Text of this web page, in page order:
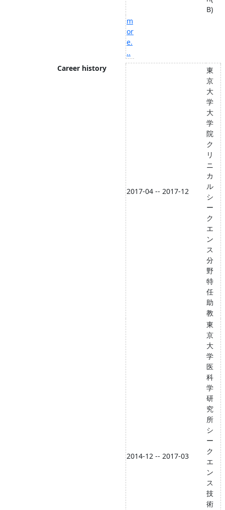
B)
m
or
e.
..
Career history
2017-04 -- 2017-12
東
京
大
学
大
学
院
ク
リ
ニ
カ
ル
シ
ー
ク
エ
ン
ス
分
野
特
任
助
教
2014-12 -- 2017-03
東
京
大
学
医
科
学
研
究
所
シ
ー
ク
エ
ン
ス
技
術